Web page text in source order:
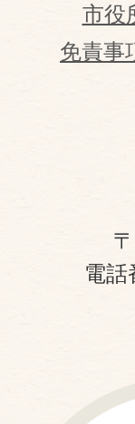
市役
免責事
電話